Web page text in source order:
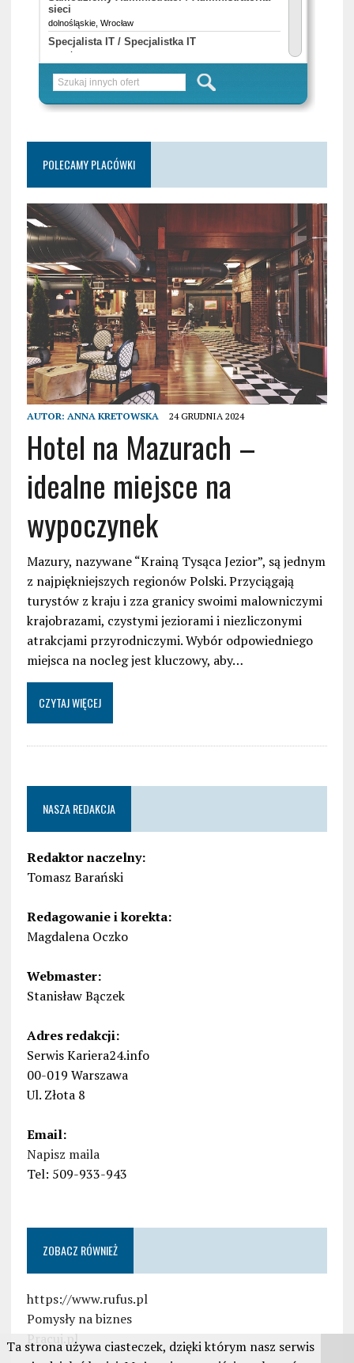
POLECAMY PLACÓWKI
AUTOR: ANNA KRETOWSKA 24 GRUDNIA 2024
Hotel na Mazurach –
idealne miejsce na
wypoczynek
Mazury, nazywane “Krainą Tysąca Jezior”, są jednym
z najpiękniejszych regionów Polski. Przyciągają
turystów z kraju i zza granicy swoimi malowniczymi
krajobrazami, czystymi jeziorami i niezliczonymi
atrakcjami przyrodniczymi. Wybór odpowiedniego
miejsca na nocleg jest kluczowy, aby…
CZYTAJ WIĘCEJ
NASZA REDAKCJA
Redaktor naczelny:
Tomasz Barański
Redagowanie i korekta:
Magdalena Oczko
Webmaster:
Stanisław Bączek
Adres redakcji:
Serwis Kariera24.info
00-019 Warszawa
Ul. Złota 8
Email:
Napisz maila
Tel: 509-933-943
ZOBACZ RÓWNIEŻ
https://www.rufus.pl
Pomysły na biznes
Pracuj.pl
Ta strona używa ciasteczek, dzięki którym nasz serwis